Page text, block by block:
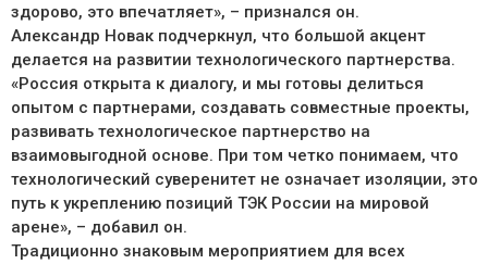
здорово, это впечатляет», – признался он.
Александр Новак подчеркнул, что большой акцент
делается на развитии технологического партнерства.
«Россия открыта к диалогу, и мы готовы делиться
опытом с партнерами, создавать совместные проекты,
развивать технологическое партнерство на
взаимовыгодной основе. При том четко понимаем, что
технологический суверенитет не означает изоляции, это
путь к укреплению позиций ТЭК России на мировой
арене», – добавил он.
Традиционно знаковым мероприятием для всех